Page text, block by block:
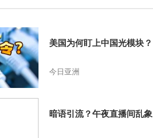
美国为何盯上中国光模块？
今日亚洲
暗语引流？午夜直播间乱象